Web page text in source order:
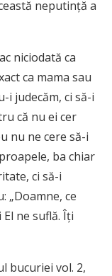
neputinţă a
niciodată ca
ca mama sau
i judecăm, ci să-i
că nu ei cer
nu ne cere să-i
ba chiar
ci să-i
„Doamne, ce
ne suflă. Îţi
bucuriei vol. 2,